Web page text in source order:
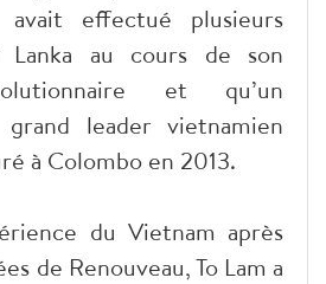
effectué plusieurs
Lanka au cours de son
et qu’un
leader vietnamien
à Colombo en 2013.
du Vietnam après
de Renouveau, To Lam a